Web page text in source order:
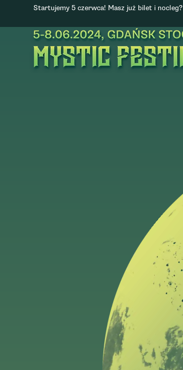
Startujemy 5 czerwca! Masz już bilet i nocleg?